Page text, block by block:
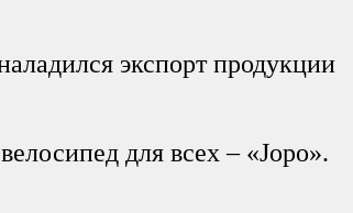
экспорт продукции
для всех – «Jopo».